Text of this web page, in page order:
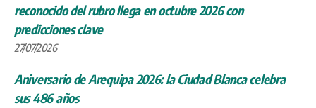
reconocido del rubro llega en octubre 2026 con
predicciones clave
27/07/2026
Aniversario de Arequipa 2026: la Ciudad Blanca celebra
sus 486 años